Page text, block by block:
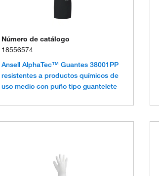
Número de catálogo
18556574
Ansell AlphaTec™ Guantes 38001PP
resistentes a productos químicos de
uso medio con puño tipo guantelete